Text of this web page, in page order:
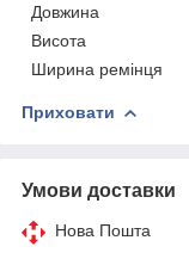
Довжина
Висота
Ширина ремінця
Приховати
Умови доставки
Нова Пошта